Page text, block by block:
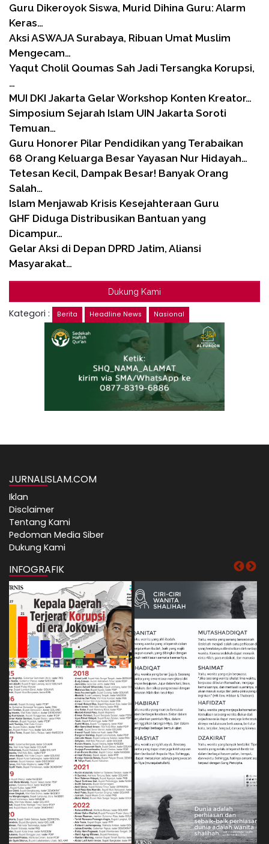
Guru Dikeroyok Siswa, Murid Dihina Guru: Alarm
Keras…
Aksi ASWAJA Surabaya, Ribuan Umat Muslim
Mengecam…
Yaqut Cholil Qoumas Sah Jadi Tersangka Korupsi,
…
MUI DKI Jakarta Gelar Workshop Konten Kreator…
Simposium Sejarah Islam UIN Jakarta Soroti
Temuan…
Guru Honorer Pilar Pendidikan yang Terabaikan
68 Orang Keluarga Besar Yayasan Nur Hidayah…
Tetesan Kecil, Dampak Besar! Banyak Orang
Salah…
Islam Menjawab Krisis Kesejahteraan Guru
GHF Diduga Distribusikan Bantuan yang
Dicampur…
Gelar Aksi di Depan DPRD Jatim, Aliansi
Masyarakat…
Dukung Kami
Kategori : Berita Headline News Nasional
JURNALISLAM.COM
Iklan
Disclaimer
Tentang Kami
Pedoman Media Siber
Dukung Kami
INFOGRAFIK